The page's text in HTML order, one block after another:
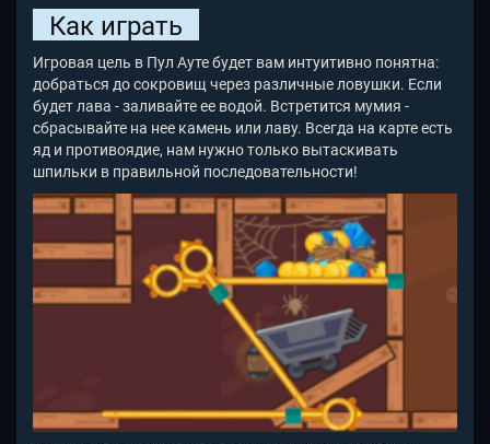
Как играть
Игровая цель в Пул Ауте будет вам интуитивно понятна:
добраться до сокровищ через различные ловушки. Если
будет лава - заливайте ее водой. Встретится мумия -
сбрасывайте на нее камень или лаву. Всегда на карте есть
яд и противоядие, нам нужно только вытаскивать
шпильки в правильной последовательности!